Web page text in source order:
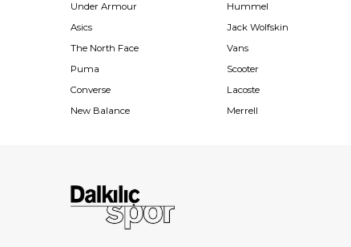
Under Armour
Asics
The North Face
Puma
Converse
New Balance
Hummel
Jack Wolfskin
Vans
Scooter
Lacoste
Merrell